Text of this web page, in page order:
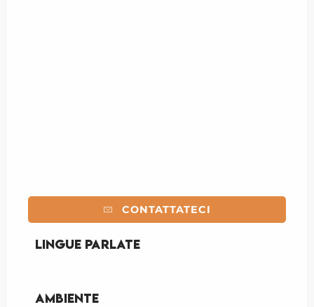
CONTATTATECI
Lingue parlate
Lingue parlate
Ambiente
Ambiente